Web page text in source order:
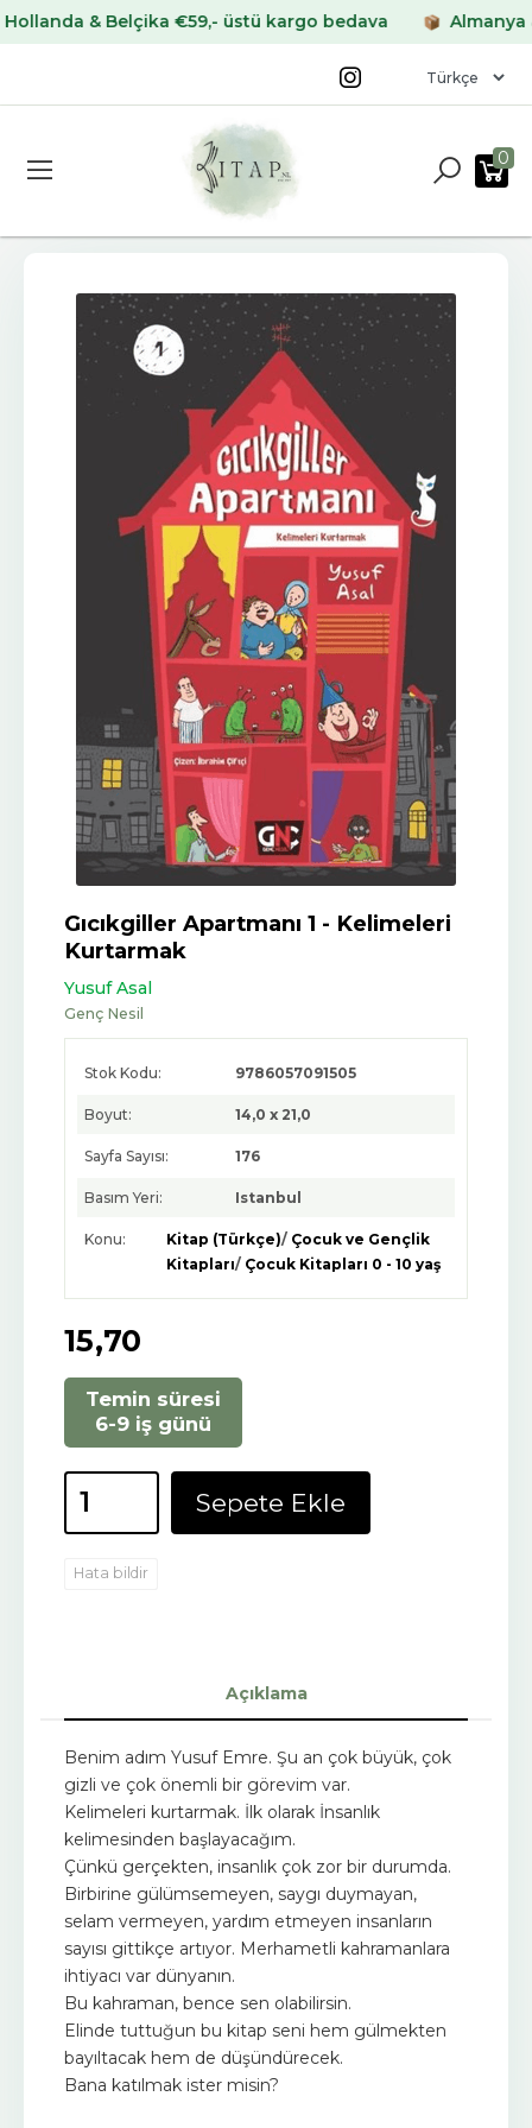
& Belçika €59,- üstü kargo bedava Almanya &
0
Gıcıkgiller Apartmanı 1 - Kelimeleri
Kurtarmak
Yusuf Asal
Genç Nesil
Stok Kodu: 9786057091505
Boyut: 14,0 x 21,0
Sayfa Sayısı: 176
Basım Yeri: Istanbul
Konu: Kitap (Türkçe)/ Çocuk ve Gençlik
Kitapları/ Çocuk Kitapları 0 - 10 yaş
15,70
Temin süresi
6-9 iş günü
Sepete Ekle
Hata bildir
Açıklama
Benim adım Yusuf Emre. Şu an çok büyük, çok
gizli ve çok önemli bir görevim var.
Kelimeleri kurtarmak. İlk olarak İnsanlık
kelimesinden başlayacağım.
Çünkü gerçekten, insanlık çok zor bir durumda.
Birbirine gülümsemeyen, saygı duymayan,
selam vermeyen, yardım etmeyen insanların
sayısı gittikçe artıyor. Merhametli kahramanlara
ihtiyacı var dünyanın.
Bu kahraman, bence sen olabilirsin.
Elinde tuttuğun bu kitap seni hem gülmekten
bayıltacak hem de düşündürecek.
Bana katılmak ister misin?